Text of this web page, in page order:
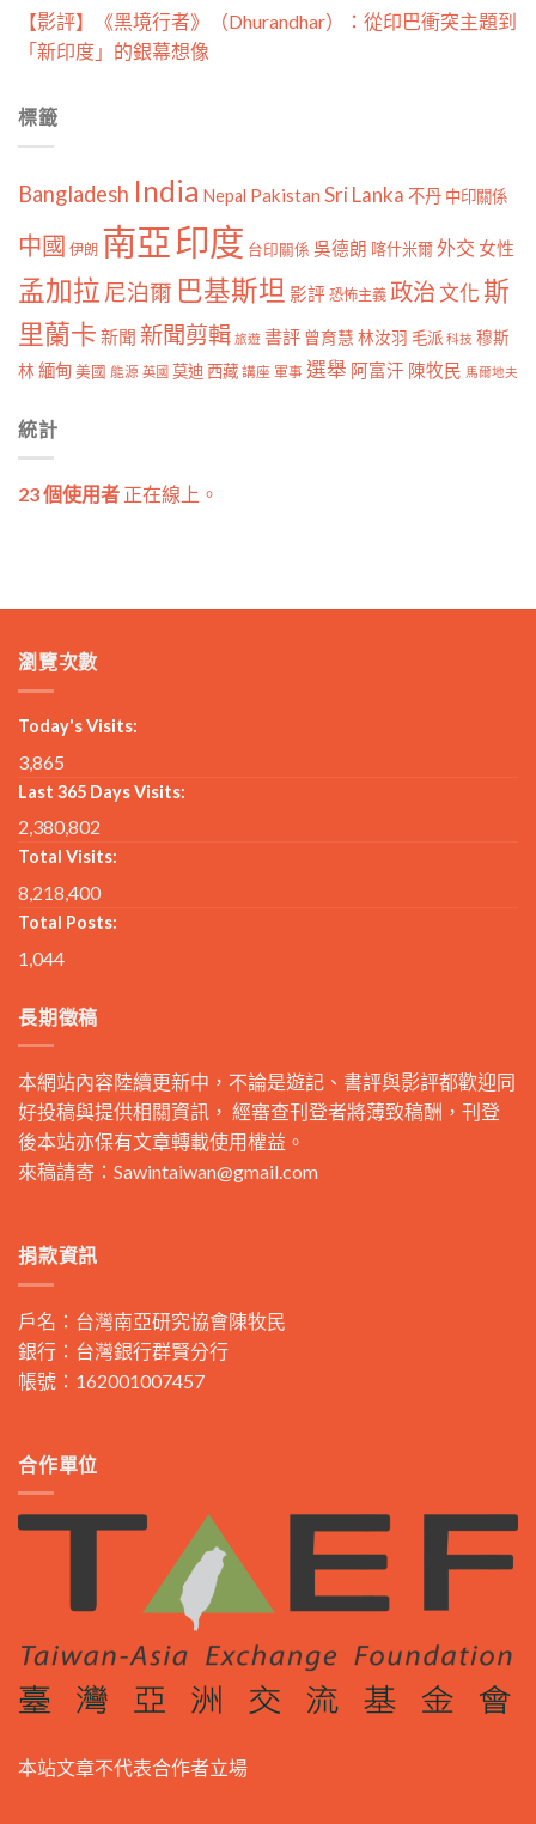
【影評】《黑境行者》（Dhurandhar）：從印巴衝突主題到
「新印度」的銀幕想像
標籤
Bangladesh India Nepal Pakistan Sri Lanka 不丹 中印關係
中國 伊朗 南亞印度 台印關係 吳德朗 喀什米爾外交 女性
孟加拉 尼泊爾 巴基斯坦 影評 恐怖主義 政治文化斯
里蘭卡 新聞 新聞剪輯 旅遊 書評 曾育慧 林汝羽 毛派 科技 穆斯
林 緬甸 美國 能源 英國 莫迪 西藏 講座 軍事 選舉 阿富汗 陳牧民 馬爾地夫
統計
23 個使用者 正在線上。
瀏覽次數
Today's Visits:
3,865
Last 365 Days Visits:
2,380,802
Total Visits:
8,218,400
Total Posts:
1,044
長期徵稿
本網站內容陸續更新中，不論是遊記、書評與影評都歡迎同
好投稿與提供相關資訊， 經審查刊登者將薄致稿酬，刊登
後本站亦保有文章轉載使用權益。
來稿請寄： Sawintaiwan@gmail.com
捐款資訊
戶名：台灣南亞研究協會陳牧民
銀行：台灣銀行群賢分行
帳號：162001007457
合作單位
本站文章不代表合作者立場